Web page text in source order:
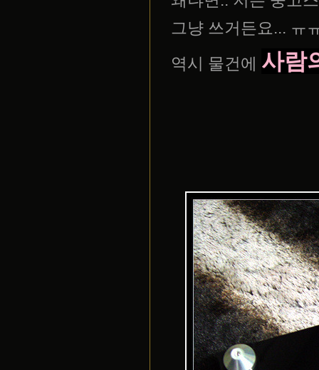
그냥 쓰거든요... ㅠ
역시 물건에 사람